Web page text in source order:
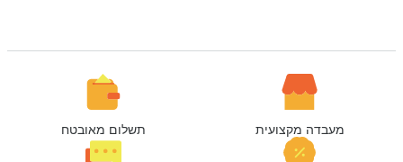
מעבדה מקצועית תשלום מאובטח